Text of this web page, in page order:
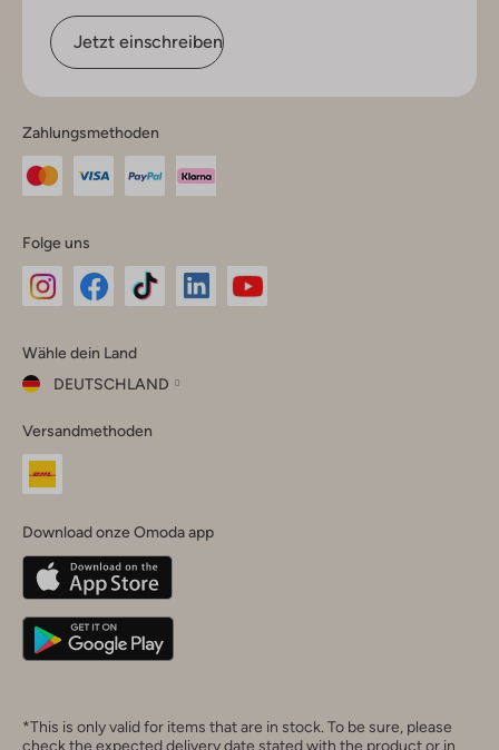
Jetzt einschreiben
Zahlungsmethoden
Folge uns
Instagram
Facebook
TikTok
Wähle dein Land
DEUTSCHLAND
dein
Land
Belgique(Français)
Deutschland
Versandmethoden
Download onze Omoda app
*This is only valid for items that are in stock. To be sure, please
check the expected delivery date stated with the product or in